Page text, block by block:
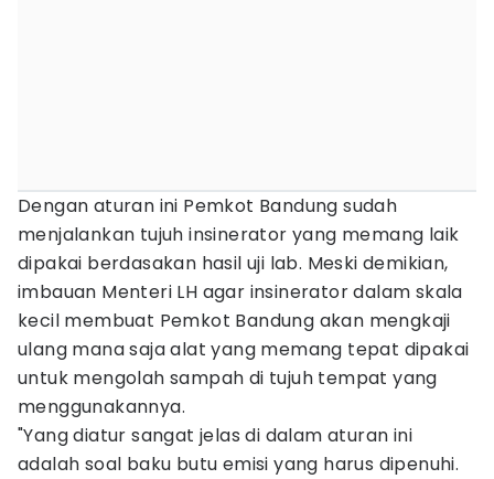
Dengan aturan ini Pemkot Bandung sudah
menjalankan tujuh insinerator yang memang laik
dipakai berdasakan hasil uji lab. Meski demikian,
imbauan Menteri LH agar insinerator dalam skala
kecil membuat Pemkot Bandung akan mengkaji
ulang mana saja alat yang memang tepat dipakai
untuk mengolah sampah di tujuh tempat yang
menggunakannya.
"Yang diatur sangat jelas di dalam aturan ini
adalah soal baku butu emisi yang harus dipenuhi.